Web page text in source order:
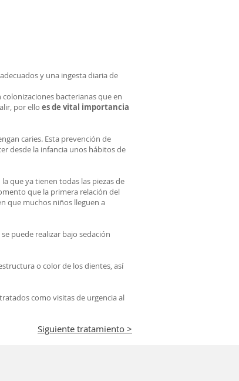
y una ingesta diaria de
bacterianas que en
por ello es de vital importancia
caries. Esta prevención de
desde la infancia unos hábitos de
la que ya tienen todas las piezas de
que la primera relación del
que muchos niños lleguen a
puede realizar bajo sedación
o color de los dientes, así
como visitas de urgencia al
< Siguiente tratamiento